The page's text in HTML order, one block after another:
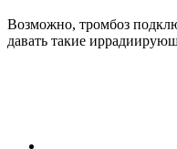
Возможно, тромбоз
давать такие